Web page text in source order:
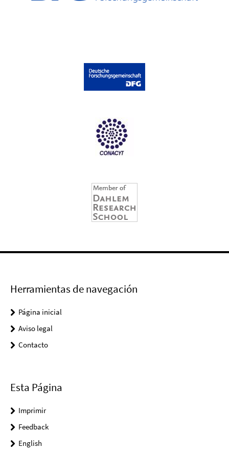
Herramientas de navegación
Página inicial
Aviso legal
Contacto
Esta Página
Imprimir
Feedback
English